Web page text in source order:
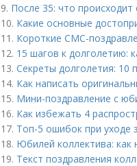
9. После 35: что
10. Какие основные
11. Короткие СМС-
12. 15 шагов к долголетию:
13. Секреты долголетия: 10
14. Как написать
15. Мини-поздравление с
16. Как избежать 4
17. Топ-5 ошибок при уходе
18. Юбилей коллектива: как
19. Текст поздравления